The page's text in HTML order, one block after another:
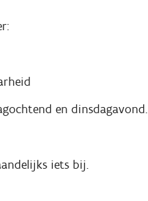
en dinsdagavond.
iets bij.